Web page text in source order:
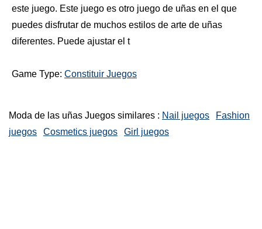
este juego. Este juego es otro juego de uñas en el que
puedes disfrutar de muchos estilos de arte de uñas
diferentes. Puede ajustar el t
Game Type: Constituir Juegos
Moda de las uñas Juegos similares : Nail juegos
Fashion
juegos
Cosmetics juegos Girl juegos